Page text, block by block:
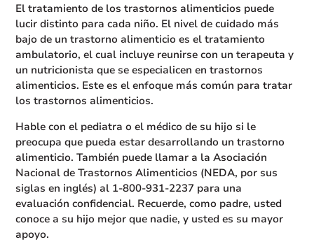
El tratamiento de los trastornos alimenticios puede
lucir distinto para cada niño. El nivel de cuidado más
bajo de un trastorno alimenticio es el tratamiento
ambulatorio, el cual incluye reunirse con un terapeuta y
un nutricionista que se especialicen en trastornos
alimenticios. Este es el enfoque más común para tratar
los trastornos alimenticios.
Hable con el pediatra o el médico de su hijo si le
preocupa que pueda estar desarrollando un trastorno
alimenticio. También puede llamar a la Asociación
Nacional de Trastornos Alimenticios (NEDA, por sus
siglas en inglés) al 1-800-931-2237 para una
evaluación confidencial. Recuerde, como padre, usted
conoce a su hijo mejor que nadie, y usted es su mayor
apoyo.